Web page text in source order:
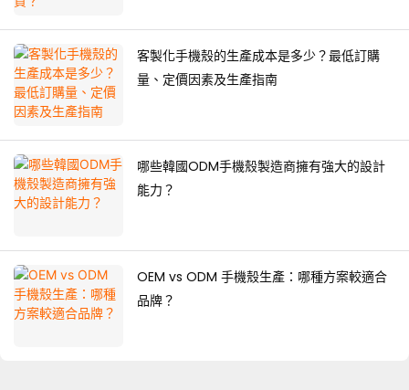
客製化手機殼的生產成本是多少？最低訂購
量、定價因素及生產指南
哪些韓國ODM手機殼製造商擁有強大的設計
能力？
OEM vs ODM 手機殼生產：哪種方案較適合
品牌？